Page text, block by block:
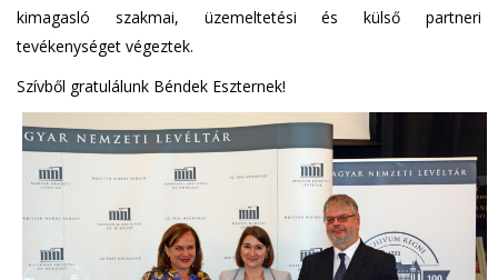
kimagasló szakmai, üzemeltetési és külső partneri
tevékenységet végeztek.
Szívből gratulálunk Béndek Eszternek!